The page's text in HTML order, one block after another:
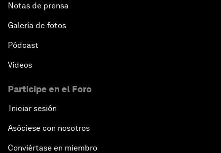
Notas de prensa
Galería de fotos
Pódcast
Vídeos
Participe en el Foro
Iniciar sesión
Asóciese con nosotros
Conviértase en miembro